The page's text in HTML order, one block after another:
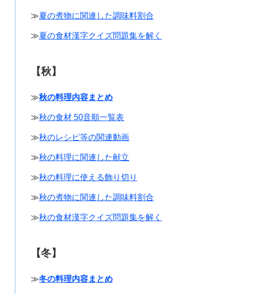
≫夏の煮物に関連した調味料割合
≫夏の食材漢字クイズ問題集を解く
【秋】
≫秋の料理内容まとめ
≫秋の食材 50音順一覧表
≫秋のレシピ等の関連動画
≫秋の料理に関連した献立
≫秋の料理に使える飾り切り
≫秋の煮物に関連した調味料割合
≫秋の食材漢字クイズ問題集を解く
【冬】
≫冬の料理内容まとめ